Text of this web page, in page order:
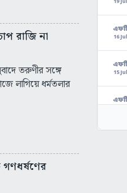
রাজি না
তরুণীর সঙ্গে
লাগিয়ে ধর্মতলার
গণধর্ষণের